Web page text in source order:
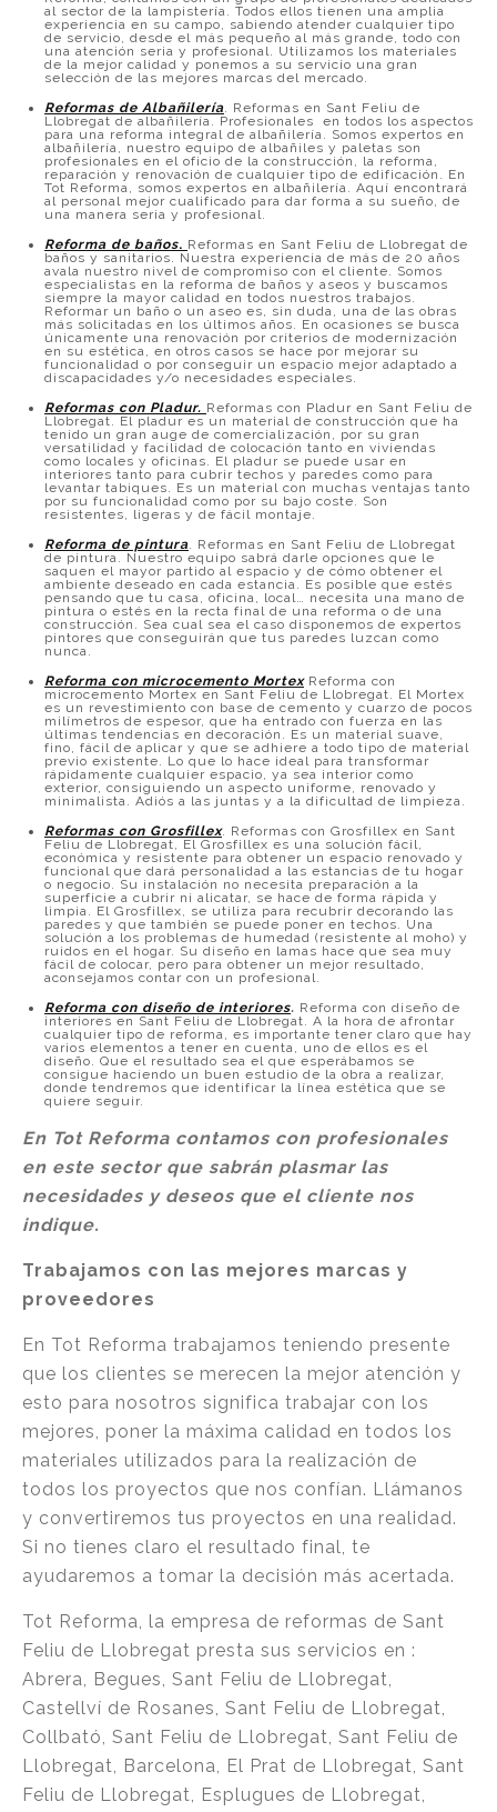
al sector de la lampistería. Todos ellos tienen una amplia
experiencia en su campo, sabiendo atender cualquier tipo
de servicio, desde el más pequeño al más grande, todo con
una atención seria y profesional. Utilizamos los materiales
de la mejor calidad y ponemos a su servicio una gran
selección de las mejores marcas del mercado.
Reformas de Albañilería. Reformas en Sant Feliu de
Llobregat de albañilería. Profesionales en todos los aspectos
para una reforma integral de albañilería. Somos expertos en
albañilería, nuestro equipo de albañiles y paletas son
profesionales en el oficio de la construcción, la reforma,
reparación y renovación de cualquier tipo de edificación. En
Tot Reforma, somos expertos en albañilería. Aquí encontrará
al personal mejor cualificado para dar forma a su sueño, de
una manera seria y profesional.
Reforma de baños. Reformas en Sant Feliu de Llobregat de
baños y sanitarios. Nuestra experiencia de más de 20 años
avala nuestro nivel de compromiso con el cliente. Somos
especialistas en la reforma de baños y aseos y buscamos
siempre la mayor calidad en todos nuestros trabajos.
Reformar un baño o un aseo es, sin duda, una de las obras
más solicitadas en los últimos años. En ocasiones se busca
únicamente una renovación por criterios de modernización
en su estética, en otros casos se hace por mejorar su
funcionalidad o por conseguir un espacio mejor adaptado a
discapacidades y/o necesidades especiales.
Reformas con Pladur. Reformas con Pladur en Sant Feliu de
Llobregat. El pladur es un material de construcción que ha
tenido un gran auge de comercialización, por su gran
versatilidad y facilidad de colocación tanto en viviendas
como locales y oficinas. El pladur se puede usar en
interiores tanto para cubrir techos y paredes como para
levantar tabiques. Es un material con muchas ventajas tanto
por su funcionalidad como por su bajo coste. Son
resistentes, ligeras y de fácil montaje.
Reforma de pintura. Reformas en Sant Feliu de Llobregat
de pintura. Nuestro equipo sabrá darle opciones que le
saquen el mayor partido al espacio y de cómo obtener el
ambiente deseado en cada estancia. Es posible que estés
pensando que tu casa, oficina, local… necesita una mano de
pintura o estés en la recta final de una reforma o de una
construcción. Sea cual sea el caso disponemos de expertos
pintores que conseguirán que tus paredes luzcan como
nunca.
Reforma con microcemento MortexReforma con
microcemento Mortex en Sant Feliu de Llobregat. El Mortex
es un revestimiento con base de cemento y cuarzo de pocos
milímetros de espesor, que ha entrado con fuerza en las
últimas tendencias en decoración. Es un material suave,
fino, fácil de aplicar y que se adhiere a todo tipo de material
previo existente. Lo que lo hace ideal para transformar
rápidamente cualquier espacio, ya sea interior como
exterior, consiguiendo un aspecto uniforme, renovado y
minimalista. Adiós a las juntas y a la dificultad de limpieza.
Reformas con Grosfillex. Reformas con Grosfillex en Sant
Feliu de Llobregat, El Grosfillex es una solución fácil,
económica y resistente para obtener un espacio renovado y
funcional que dará personalidad a las estancias de tu hogar
o negocio. Su instalación no necesita preparación a la
superficie a cubrir ni alicatar, se hace de forma rápida y
limpia. El Grosfillex, se utiliza para recubrir decorando las
paredes y que también se puede poner en techos. Una
solución a los problemas de humedad (resistente al moho) y
ruidos en el hogar. Su diseño en lamas hace que sea muy
fácil de colocar, pero para obtener un mejor resultado,
aconsejamos contar con un profesional.
Reforma con diseño de interiores. Reforma con diseño de
interiores en Sant Feliu de Llobregat. A la hora de afrontar
cualquier tipo de reforma, es importante tener claro que hay
varios elementos a tener en cuenta, uno de ellos es el
diseño. Que el resultado sea el que esperábamos se
consigue haciendo un buen estudio de la obra a realizar,
donde tendremos que identificar la línea estética que se
quiere seguir.
En Tot Reforma contamos con profesionales
en este sector que sabrán plasmar las
necesidades y deseos que el cliente nos
indique.
Trabajamos con las mejores marcas y
proveedores
En Tot Reforma trabajamos teniendo presente
que los clientes se merecen la mejor atención y
esto para nosotros significa trabajar con los
mejores, poner la máxima calidad en todos los
materiales utilizados para la realización de
todos los proyectos que nos confían. Llámanos
y convertiremos tus proyectos en una realidad.
Si no tienes claro el resultado final, te
ayudaremos a tomar la decisión más acertada.
Tot Reforma, la empresa de reformas de Sant
Feliu de Llobregat presta sus servicios en :
Abrera, Begues, Sant Feliu de Llobregat,
Castellví de Rosanes, Sant Feliu de Llobregat,
Collbató, Sant Feliu de Llobregat, Sant Feliu de
Llobregat, Barcelona, El Prat de Llobregat, Sant
Feliu de Llobregat, Esplugues de Llobregat,